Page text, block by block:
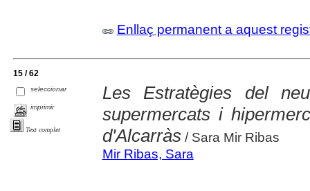
Enllaç permanent a aquest
15 / 62
seleccionar
imprimir
Text complet
Les Estratègies del
supermercats i
d'Alcarràs/ Sara Mir Ribas
Mir Ribas, Sara